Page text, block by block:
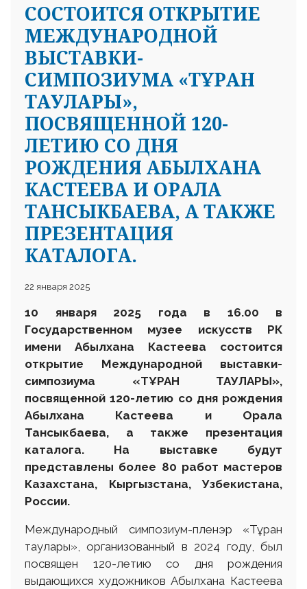
СОСТОИТСЯ ОТКРЫТИЕ
МЕЖДУНАРОДНОЙ
ВЫСТАВКИ-
СИМПОЗИУМА «ТҰРАН
ТАУЛАРЫ»,
ПОСВЯЩЕННОЙ 120-
ЛЕТИЮ СО ДНЯ
РОЖДЕНИЯ АБЫЛХАНА
КАСТЕЕВА И ОРАЛА
ТАНСЫКБАЕВА, А ТАКЖЕ
ПРЕЗЕНТАЦИЯ
КАТАЛОГА.
22 января 2025
10 января 2025 года в 16.00 в
Государственном музее искусств РК
имени Абылхана Кастеева состоится
открытие Международной выставки-
симпозиума «ТҰРАН ТАУЛАРЫ»,
посвященной 120-летию со дня рождения
Абылхана Кастеева и Орала
Тансыкбаева, а также презентация
каталога. На выставке будут
представлены более 80 работ мастеров
Казахстана, Кыргызстана, Узбекистана,
России.
Международный симпозиум-пленэр «Тұран
таулары», организованный в 2024 году, был
посвящен 120-летию со дня рождения
выдающихся художников Абылхана Кастеева